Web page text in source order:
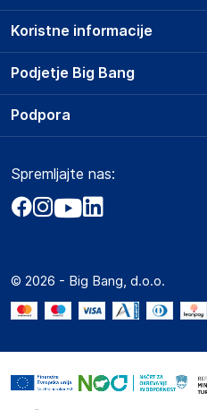
Podjetje Big Bang
O podjetju
Obvestila za javnost
Akt o digitalnih storitvah
Marketplace za partnerje
Novosti
Koristne informacije
Prodajna mesta
Storitve
Dostava, vnos in odvoz
Zavarovanje izdelkov
Podpora
Marketplace
Kako oddati naročilo?
Spremljajte nas:
© 2026 - Big Bang, d.o.o.